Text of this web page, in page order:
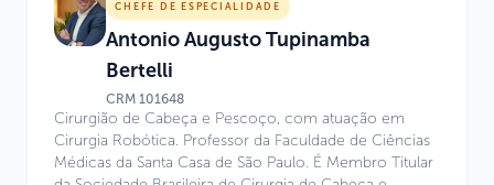
CHEFE DE ESPECIALIDADE
Antonio Augusto Tupinamba
Bertelli
CRM101648
Cirurgião de Cabeça e Pescoço, com atuação em
Cirurgia Robótica. Professor da Faculdade de Ciências
Médicas da Santa Casa de São Paulo. É Membro Titular